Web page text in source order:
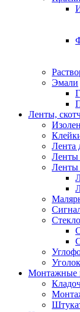
Эмали
Ленты,
Лента
Ленты
Ленты
Монтажные